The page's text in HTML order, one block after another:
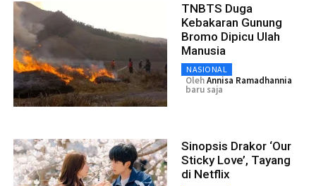
TNBTS Duga
Kebakaran Gunung
Bromo Dipicu Ulah
Manusia
NASIONAL
OlehAnnisa Ramadhannia
baru saja
Sinopsis Drakor ‘Our
Sticky Love’, Tayang
di Netflix